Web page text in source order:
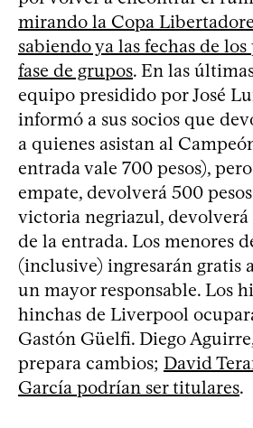
mirando la Copa
sabiendo ya las fechas de
fase de grupos. En las
equipo presidido por José
informó a sus socios que
a quienes asistan al
entrada vale 700 pesos),
empate, devolverá 500 pesos
victoria negriazul,
de la entrada. Los menores
(inclusive) ingresarán gratis
un mayor responsable. Los
hinchas de Liverpool
Gastón Güelfi. Diego
prepara cambios; David
García podrían ser titulares.